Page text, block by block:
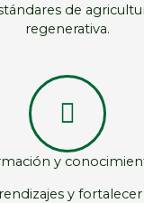
de
regenerativa.
y
y fortalecer